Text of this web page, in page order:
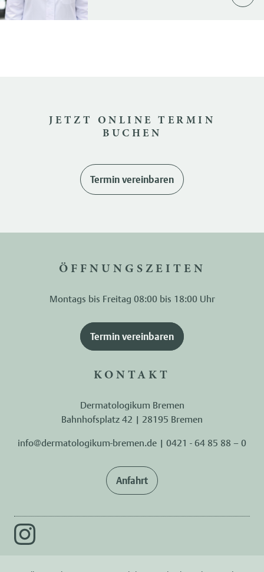
JETZT ONLINE TERMIN
BUCHEN
Termin vereinbaren
ÖFFNUNGSZEITEN
Montags bis Freitag 08:00 bis 18:00 Uhr
Termin vereinbaren
KONTAKT
Dermatologikum Bremen
Bahnhofsplatz 42 | 28195 Bremen
info@dermatologikum-bremen.de | 0421 - 64 85 88 – 0
Anfahrt